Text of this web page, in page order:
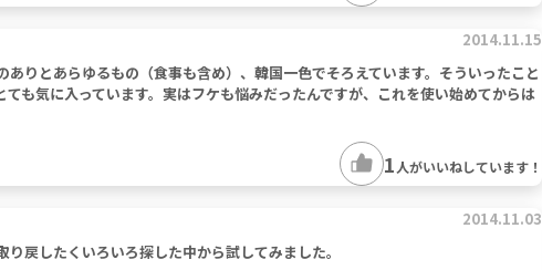
2014.11.15
りとあらゆるもの（食事も含め）、韓国一色でそろえています。そういったこと
も気に入っています。実はフケも悩みだったんですが、これを使い始めてからは
1 人がいいねしています！
2014.11.03
戻したくいろいろ探した中から試してみました。